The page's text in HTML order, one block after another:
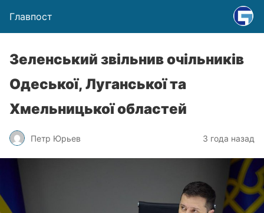
Главпост
Зеленський звільнив очільників
Одеської, Луганської та
Хмельницької областей
Петр Юрьев 3 года назад